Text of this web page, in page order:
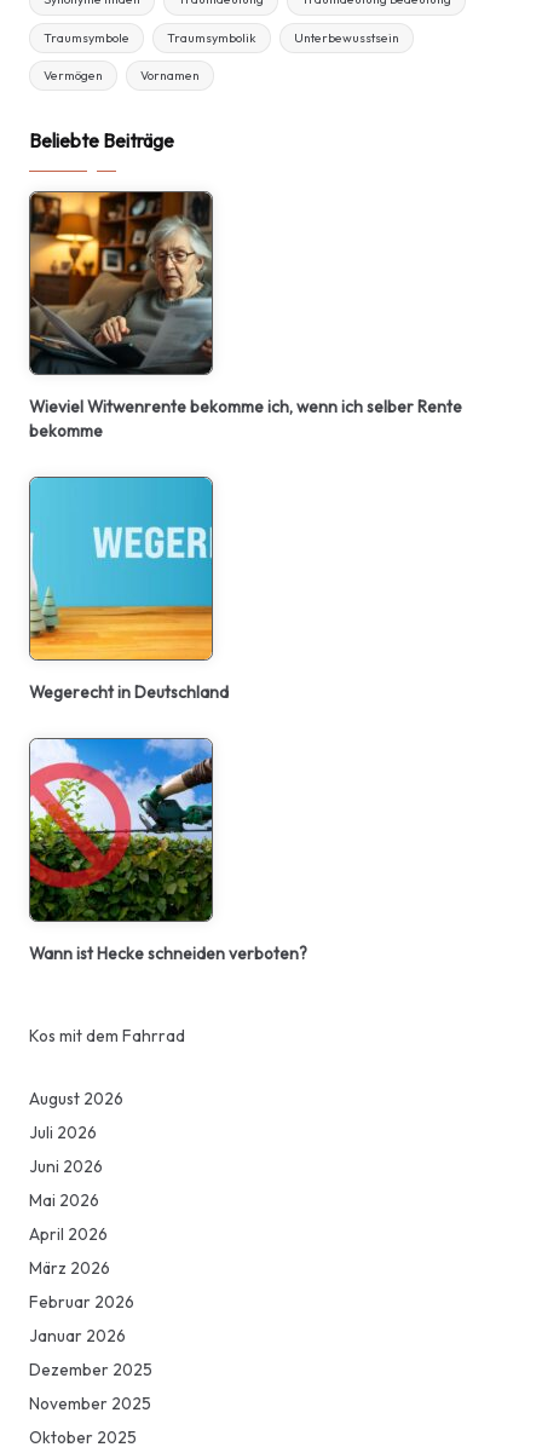
Traumsymbole Traumsymbolik Unterbewusstsein
Vermögen Vornamen
Beliebte Beiträge
Wieviel Witwenrente bekomme ich, wenn ich selber Rente
bekomme
Wegerecht in Deutschland
Wann ist Hecke schneiden verboten?
Kos mit dem Fahrrad
August 2026
Juli 2026
Juni 2026
Mai 2026
April 2026
März 2026
Februar 2026
Januar 2026
Dezember 2025
November 2025
Oktober 2025